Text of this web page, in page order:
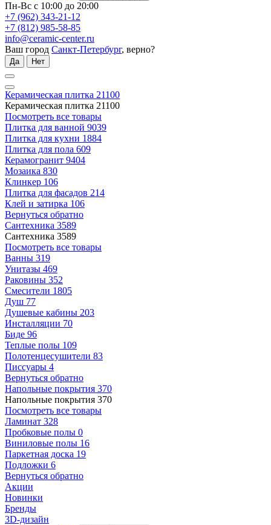
Пн-Вс с 10:00 до 20:00
+7 (962) 343-21-12
+7 (812) 985-58-85
info@ceramic-center.ru
Ваш город Санкт-Петербург, верно?
Да Нет
Керамическая плитка 21100
Керамическая плитка 21100
Посмотреть все товары
Плитка для ванной 9039
Плитка для кухни 1884
Плитка для пола 609
Керамогранит 9404
Мозаика 830
Клинкер 106
Плитка для фасадов 214
Клей и затирка 106
Вернуться обратно
Сантехника 3589
Сантехника 3589
Посмотреть все товары
Ванны 319
Унитазы 469
Раковины 352
Смесители 1805
Душ 77
Душевые кабины 203
Инсталляции 70
Биде 96
Теплые полы 109
Полотенцесушители 83
Писсуары 4
Вернуться обратно
Напольные покрытия 370
Напольные покрытия 370
Посмотреть все товары
Ламинат 328
Пробковые полы 0
Виниловые полы 16
Паркетная доска 19
Подложки 6
Вернуться обратно
Акции
Новинки
Бренды
3D-дизайн